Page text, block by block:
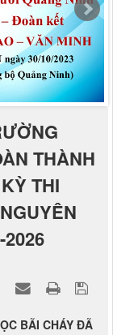
THÀNH
THI
BÃI CHÁY ĐÃ